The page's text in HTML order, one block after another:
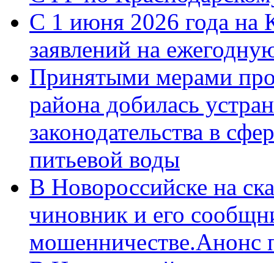
С 1 июня 2026 года на
заявлений на
Принятыми мерами
района добилась
законодательства в
питьевой воды
В Новороссийске на
чиновник и его
мошенничестве.Анонс